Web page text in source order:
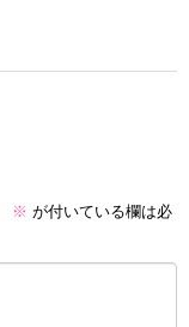
※ が付いている欄は必